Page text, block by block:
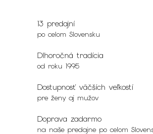
13 predajní
po celom Slovensku
Dlhoročná tradícia
od roku 1995
Dostupnosť väčších veľkostí
pre ženy aj mužov
Doprava zadarmo
na naše predajne po celom